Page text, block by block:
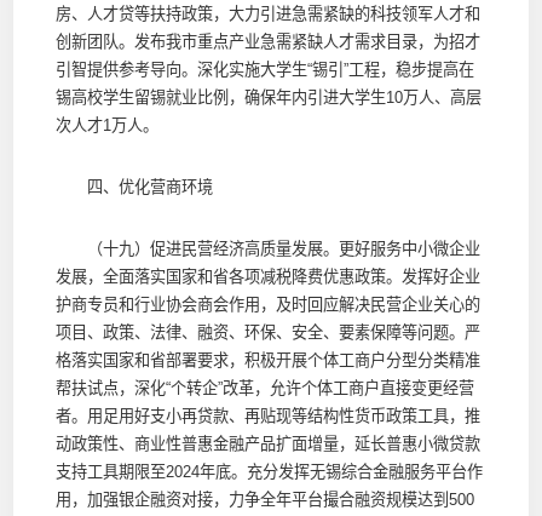
房、人才贷等扶持政策，大力引进急需紧缺的科技领军人才和
创新团队。发布我市重点产业急需紧缺人才需求目录，为招才
引智提供参考导向。深化实施大学生“锡引”工程，稳步提高在
锡高校学生留锡就业比例，确保年内引进大学生10万人、高层
次人才1万人。
四、优化营商环境
（十九）促进民营经济高质量发展。更好服务中小微企业
发展，全面落实国家和省各项减税降费优惠政策。发挥好企业
护商专员和行业协会商会作用，及时回应解决民营企业关心的
项目、政策、法律、融资、环保、安全、要素保障等问题。严
格落实国家和省部署要求，积极开展个体工商户分型分类精准
帮扶试点，深化“个转企”改革，允许个体工商户直接变更经营
者。用足用好支小再贷款、再贴现等结构性货币政策工具，推
动政策性、商业性普惠金融产品扩面增量，延长普惠小微贷款
支持工具期限至2024年底。充分发挥无锡综合金融服务平台作
用，加强银企融资对接，力争全年平台撮合融资规模达到500